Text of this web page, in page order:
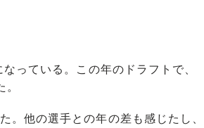
っている。この年のドラフトで、
。他の選手との年の差も感じたし、